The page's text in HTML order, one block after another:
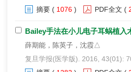
摘要 ( 1076 ) PDF全文 (
Bailey手法在小儿电子耳蜗植入
薛期能，陈英子，沈霞△
复旦学报(医学版). 2016, 43(01):